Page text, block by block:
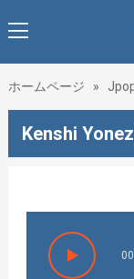
ホームページ »
Kenshi